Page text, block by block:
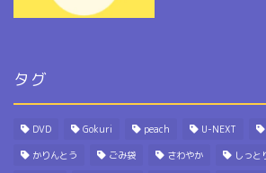
タグ
DVD Gokuri peach U-NEXT
かりんとう ごみ袋 さわやか しっと